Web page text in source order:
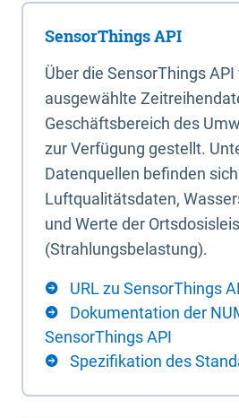
SensorThings API
Über die SensorThings
ausgewählte
Geschäftsbereich des
zur Verfügung gestellt.
Datenquellen befinden sich
Luftqualitätsdaten,
und Werte der
(Strahlungsbelastung).
URL zu SensorThings
Dokumentation der
SensorThings API
Spezifikation des